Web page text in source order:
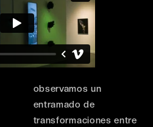
observamos un
entramado de
transformaciones entre